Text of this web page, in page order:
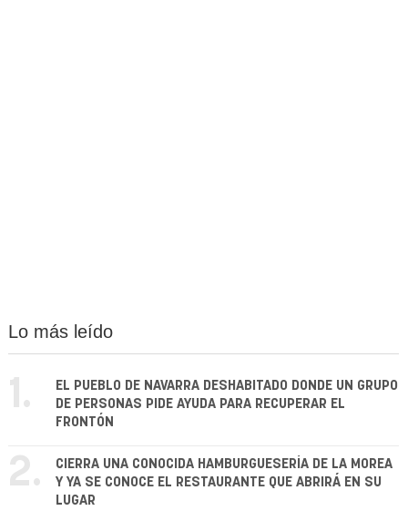
Lo más leído
1.
EL PUEBLO DE NAVARRA DESHABITADO DONDE UN GRUPO
DE PERSONAS PIDE AYUDA PARA RECUPERAR EL
FRONTÓN
2.
CIERRA UNA CONOCIDA HAMBURGUESERÍA DE LA MOREA
Y YA SE CONOCE EL RESTAURANTE QUE ABRIRÁ EN SU
LUGAR